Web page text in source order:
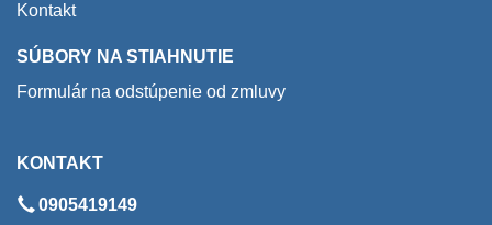
Kontakt
SÚBORY NA STIAHNUTIE
Formulár na odstúpenie od zmluvy
KONTAKT
0905419149